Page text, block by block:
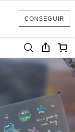
CONSEGUIR